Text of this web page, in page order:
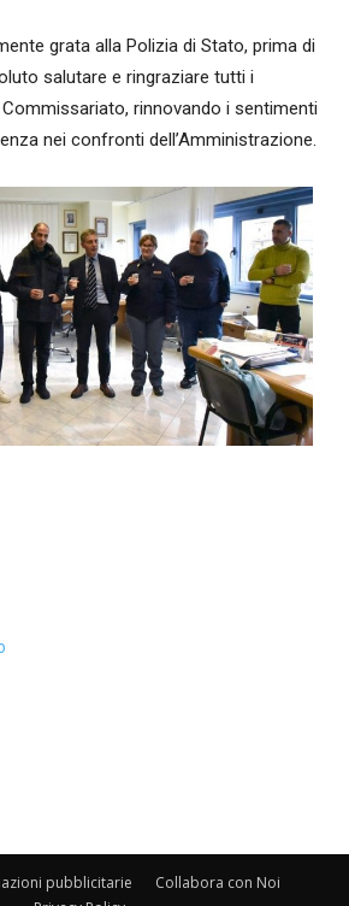
grata alla Polizia di Stato, prima di
salutare e ringraziare tutti i
rinnovando i sentimenti
nei confronti dell’Amministrazione.
pubblicitarie
Collabora con Noi